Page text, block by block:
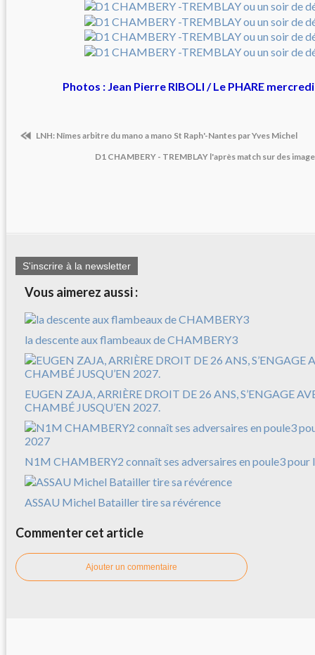
Photos : Jean Pierre RIBOLI / Le PHARE
LNH: Nîmes arbitre du mano a mano St Raph'-Nantes par Yves Michel
D1 CHAMBERY - TREMBLAY l'après match sur des
S'inscrire à la newsletter
Vous aimerez aussi :
la descente aux flambeaux de CHAMBERY3
EUGEN ZAJA, ARRIÈRE DROIT DE 26 ANS, S’ENGAGE
CHAMBÉ JUSQU’EN 2027.
N1M CHAMBERY2 connaît ses adversaires en poule3 pour
ASSAU Michel Batailler tire sa révérence
Commenter cet article
Ajouter un commentaire